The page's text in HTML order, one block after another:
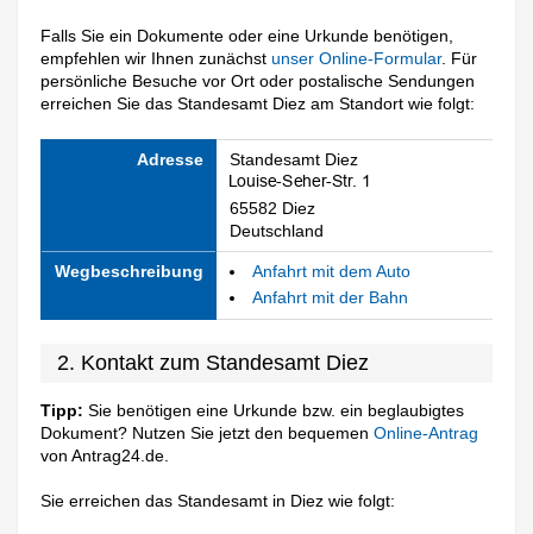
Falls Sie ein Dokumente oder eine Urkunde benötigen,
empfehlen wir Ihnen zunächstunser Online-Formular. Für
persönliche Besuche vor Ort oder postalische Sendungen
erreichen Sie das Standesamt Diez am Standort wie folgt:
Adresse Standesamt Diez
65582 Diez
Deutschland
Wegbeschreibung
Anfahrt mit dem Auto
Anfahrt mit der Bahn
2. Kontakt zum Standesamt Diez
Tipp: Sie benötigen eine Urkunde bzw. ein beglaubigtes
Dokument? Nutzen Sie jetzt den bequemenOnline-Antrag
von Antrag24.de.
Sie erreichen das Standesamt in Diez wie folgt: